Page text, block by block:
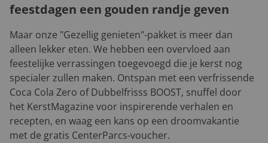
feestdagen een gouden randje geven
Maar onze "Gezellig genieten"-pakket is meer dan
alleen lekker eten. We hebben een overvloed aan
feestelijke verrassingen toegevoegd die je kerst nog
specialer zullen maken. Ontspan met een verfrissende
Coca Cola Zero of Dubbelfrisss BOOST, snuffel door
het KerstMagazine voor inspirerende verhalen en
recepten, en waag een kans op een droomvakantie
met de gratis CenterParcs-voucher.